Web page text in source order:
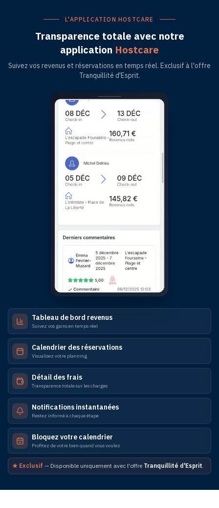
L'APPLICATION HOSTCARE
Transparence totale avec notre
application Hostcare
Suivez vos revenus et réservations en temps réel. Exclusif à l'offre
Tranquillité d'Esprit.
Tableau de bord revenus
Suivez vos gains en temps réel
Calendrier des réservations
Visualisez votre planning
Détail des frais
Transparence totale sur les charges
Notifications instantanées
Restez informé à chaque étape
Bloquez votre calendrier
Profitez de votre bien quand vous voulez
★ Exclusif — Disponible uniquement avec l'offre Tranquillité d'Esprit.